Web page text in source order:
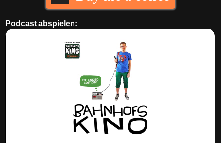
Podcast abspielen: